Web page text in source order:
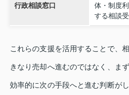
行政相談窓口
体・制度
する相談
これらの支援を活用することで、
きなり売却へ進むのではなく、ま
効率的に次の手段へと進む判断が